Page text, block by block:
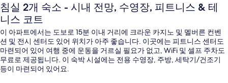
침실 2개 숙소 - 시내 전망, 수영장, 피트니스 & 테
니스 코트
이 아파트에서는 도보로 15분 이내 거리에 크라운 카지노 및 멜버른 컨벤
션 및 전시 센터도 있어 위치가 아주 좋습니다. 이곳에는 피트니스 센터도
마련되어 있어 여행 중에 운동을 거르실 필요가 없고, WiFi 및 셀프 주차도
무료로 제공됩니다. 이 숙박 시설에는 전용 수영장, 주방, 세탁기/건조기
등이 마련되어 있어요.